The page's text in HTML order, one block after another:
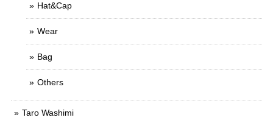
Hat&Cap
Wear
Bag
Others
Taro Washimi